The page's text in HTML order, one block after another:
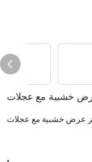
خشبية مع عجلات
عرض خشبية مع عجلات